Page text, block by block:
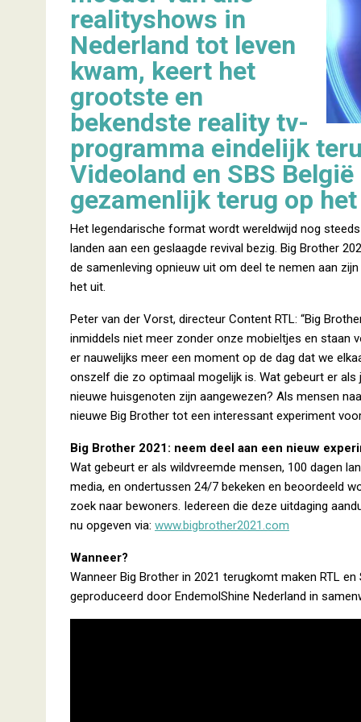
realityshows in
Nederland tot leven
kwam, keert het
grootste en
bekendste reality tv-
programma eindelijk
Videoland en SBS
gezamenlijk terug op
Het legendarische format wordt wereldwijd nog
landen aan een geslaagde revival bezig. Big Brother
de samenleving opnieuw uit om deel te nemen aan
het uit.
Peter van der Vorst, directeur Content RTL: “Big
inmiddels niet meer zonder onze mobieltjes en staan
er nauwelijks meer een moment op de dag dat we
onszelf die zo optimaal mogelijk is. Wat gebeurt er
nieuwe huisgenoten zijn aangewezen? Als mensen
nieuwe Big Brother tot een interessant experiment
Big Brother 2021: neem deel aan een nieuw
Wat gebeurt er als wildvreemde mensen, 100 dagen
media, en ondertussen 24/7 bekeken en beoordeeld
zoek naar bewoners. Iedereen die deze uitdaging
nu opgeven via: www.bigbrother2021.com
Wanneer?
Wanneer Big Brother in 2021 terugkomt maken RTL
geproduceerd door EndemolShine Nederland in